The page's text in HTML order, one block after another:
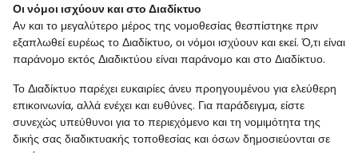
Οι νόμοι ισχύουν και στο Διαδίκτυο
Αν και το μεγαλύτερο μέρος της νομοθεσίας θεσπίστηκε πριν
εξαπλωθεί ευρέως το Διαδίκτυο, οι νόμοι ισχύουν και εκεί. Ό,τι είναι
παράνομο εκτός Διαδικτύου είναι παράνομο και στο Διαδίκτυο.
Το Διαδίκτυο παρέχει ευκαιρίες άνευ προηγουμένου για ελεύθερη
επικοινωνία, αλλά ενέχει και ευθύνες. Για παράδειγμα, είστε
συνεχώς υπεύθυνοι για το περιεχόμενο και τη νομιμότητα της
δικής σας διαδικτυακής τοποθεσίας και όσων δημοσιεύονται σε